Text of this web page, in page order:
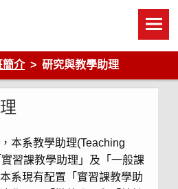
Shih Hsin University
簡介 研究與教學助理
本系教學助理(Teaching
習課教學助理」及「一般課
系現有配置「實習課教學助